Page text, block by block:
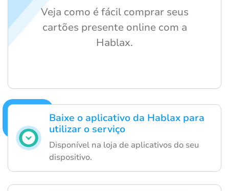
Baixe o aplicativo da Hablax para
utilizar o serviço
Disponível na loja de aplicativos do seu
dispositivo.
Veja como é fácil comprar seus
cartões presente online com a
Hablax.